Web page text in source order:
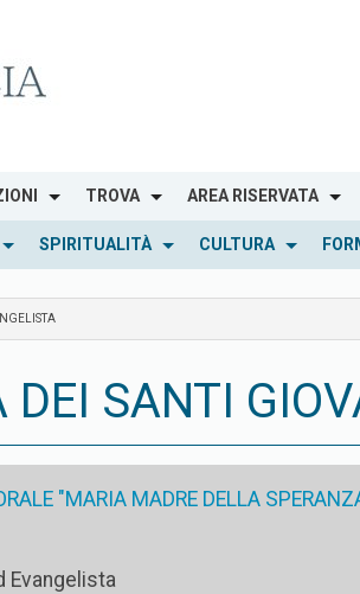
TROVA AREA RISERVATA
SPIRITUALITÀ CULTURA
DEI SANTI
"MARIA MADRE DELLA
Evangelista